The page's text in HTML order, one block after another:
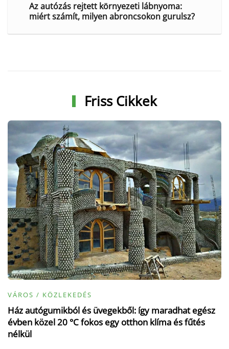
Az autózás rejtett környezeti lábnyoma:
miért számít, milyen abroncsokon gurulsz?
Friss Cikkek
VÁROS / KÖZLEKEDÉS
Ház autógumikból és üvegekből: így maradhat egész
évben közel 20 °C fokos egy otthon klíma és fűtés
nélkül